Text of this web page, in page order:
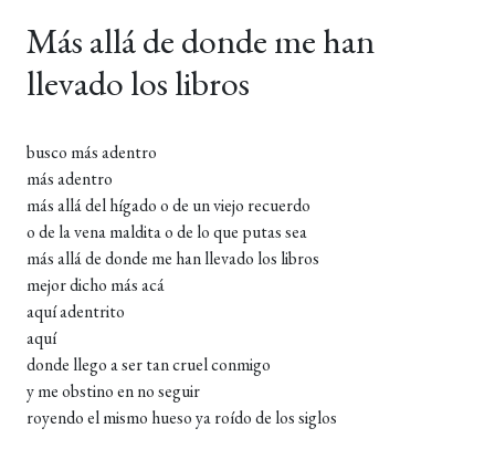
Más allá de donde me han
llevado los libros
busco más adentro
más adentro
más allá del hígado o de un viejo recuerdo
o de la vena maldita o de lo que putas sea
más allá de donde me han llevado los libros
mejor dicho más acá
aquí adentrito
aquí
donde llego a ser tan cruel conmigo
y me obstino en no seguir
royendo el mismo hueso ya roído de los siglos